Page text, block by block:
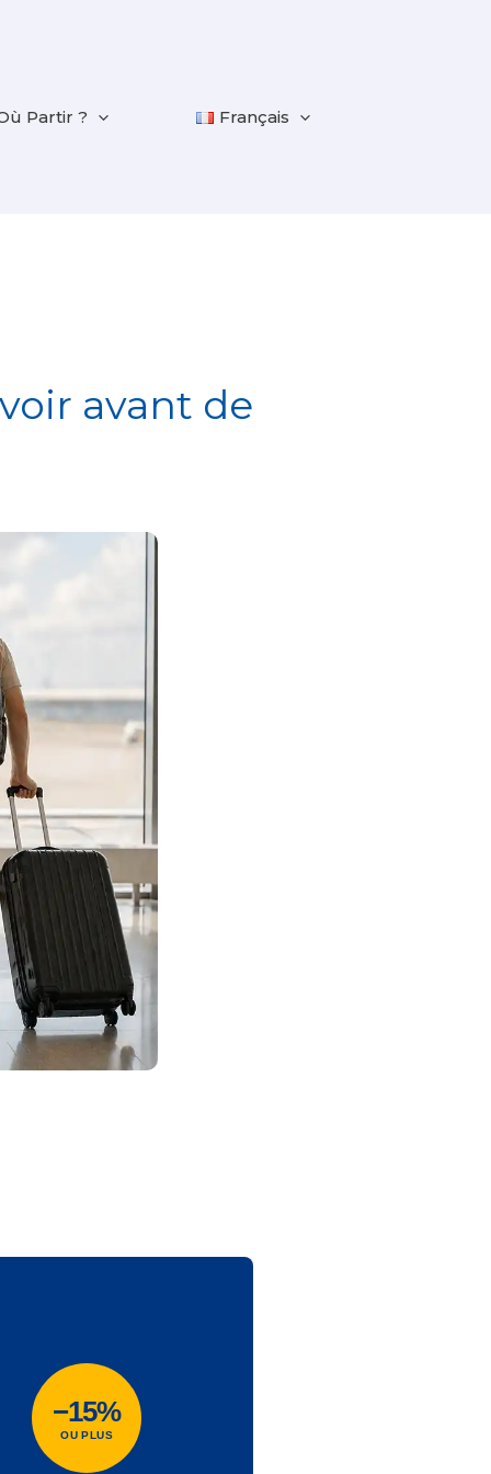
Partir ? Français
avant de
−15%
OU PLUS